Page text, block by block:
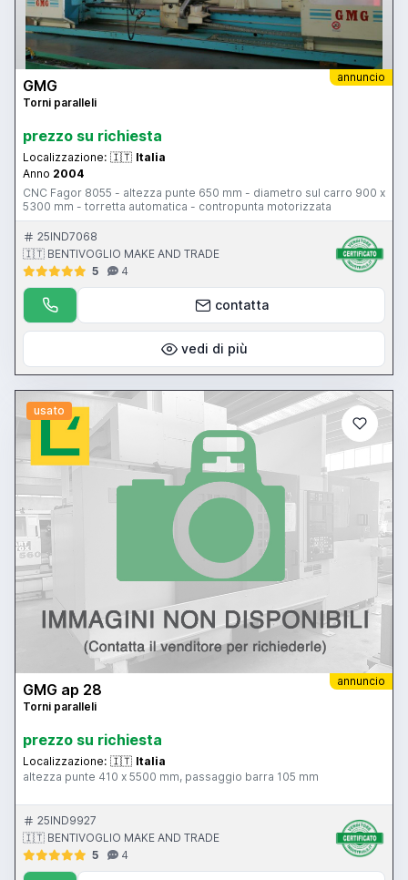
annuncio
GMG
Torni paralleli
prezzo su richiesta
Localizzazione: 🇮🇹 Italia
Anno 2004
CNC Fagor 8055 - altezza punte 650 mm - diametro sul carro 900 x
5300 mm - torretta automatica - contropunta motorizzata
25IND7068
🇮🇹 BENTIVOGLIO MAKE AND TRADE
5
4
contatta
vedi di più
usato
annuncio
GMG ap 28
Torni paralleli
prezzo su richiesta
Localizzazione: 🇮🇹 Italia
altezza punte 410 x 5500 mm, passaggio barra 105 mm
25IND9927
🇮🇹 BENTIVOGLIO MAKE AND TRADE
5
4